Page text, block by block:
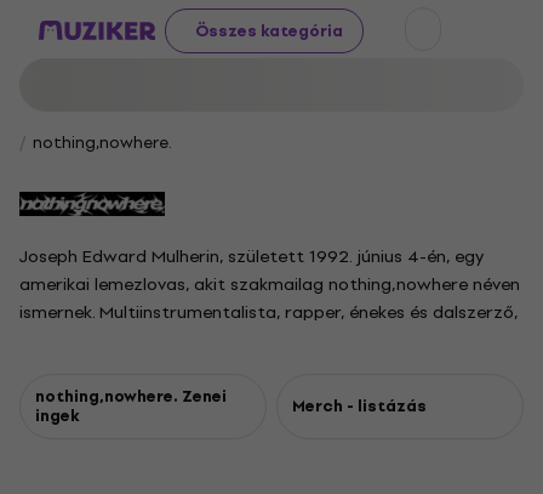
Összes kategória
nothing,nowhere.
Joseph Edward Mulherin, született 1992. június 4-én, egy
amerikai lemezlovas, akit szakmailag nothing,nowhere néven
ismernek. Multiinstrumentalista, rapper, énekes és dalszerző,
csatlakozik hozzá. A projekt olyan zenekarokkal turnézott,
mint a Grandson, a Real Friends, a Tiny Moving Parts, a
nothing,nowhere. Zenei
ingek Merch - listázás